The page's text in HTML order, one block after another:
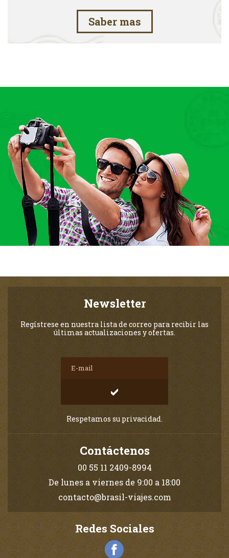
Saber mas
Newsletter
Regístrese en nuestra lista de correo para recibir las
últimas actualizaciones y ofertas.
Respetamos su privacidad.
Contáctenos
00 55 11 2409-8994
De lunes a viernes de 9:00 a 18:00
contacto@brasil-viajes.com
Redes Sociales